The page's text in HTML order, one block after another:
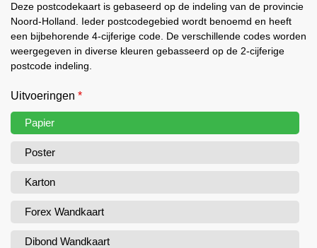
Deze postcodekaart is gebaseerd op de indeling van de provincie
Noord-Holland. Ieder postcodegebied wordt benoemd en heeft
een bijbehorende 4-cijferige code. De verschillende codes worden
weergegeven in diverse kleuren gebasseerd op de 2-cijferige
postcode indeling.
Uitvoeringen *
Papier
Poster
Karton
Forex Wandkaart
Dibond Wandkaart